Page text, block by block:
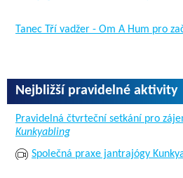
Tanec Tří vadžer - Om A Hum pro
Nejbližší pravidelné aktivity
Pravidelná čtvrteční setkání pro
Kunkyabling
Společná praxe jantrajógy